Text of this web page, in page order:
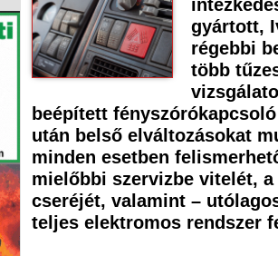
gyártott,
régebbi
több
beépített
után belső elváltozásokat
minden esetben
mielőbbi szervizbe vitelét,
cseréjét, valamint –
teljes elektromos rendszer